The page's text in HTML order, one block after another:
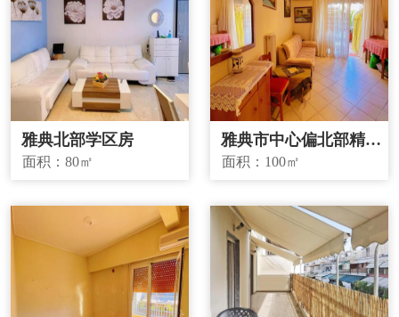
雅典北部学区房
面积：80㎡
雅典市中心偏北部精品
投资房源
面积： 100㎡